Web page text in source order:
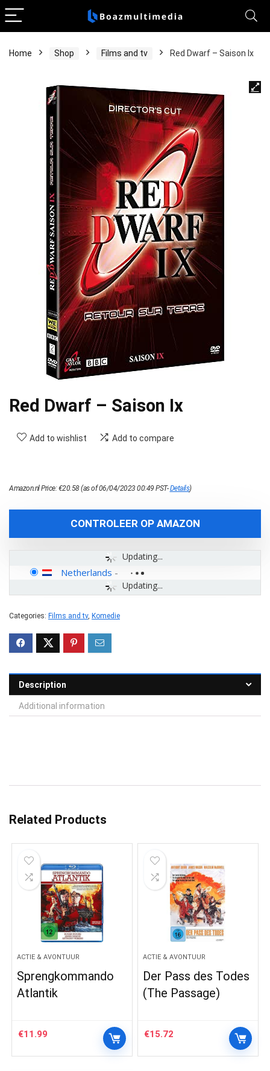
Home Shop Films and tv Red Dwarf – Saison Ix
Red Dwarf – Saison Ix
Add to wishlist Add to compare
Amazon.nl Price:€20.58(as of 06/04/2023 00:49 PST-Details)
CONTROLEER OP AMAZON
Updating...
Updating...
Netherlands -
Categories: Films and tv, Komedie
Description
Additional information
Related Products
ACTIE & AVONTUUR
Sprengkommando
Atlantik
€11.99
ACTIE & AVONTUUR
Der Pass des Todes
(The Passage)
€15.72